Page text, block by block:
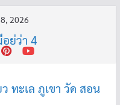
2026
อยู่ว่า 4
ยู่ว่า 5